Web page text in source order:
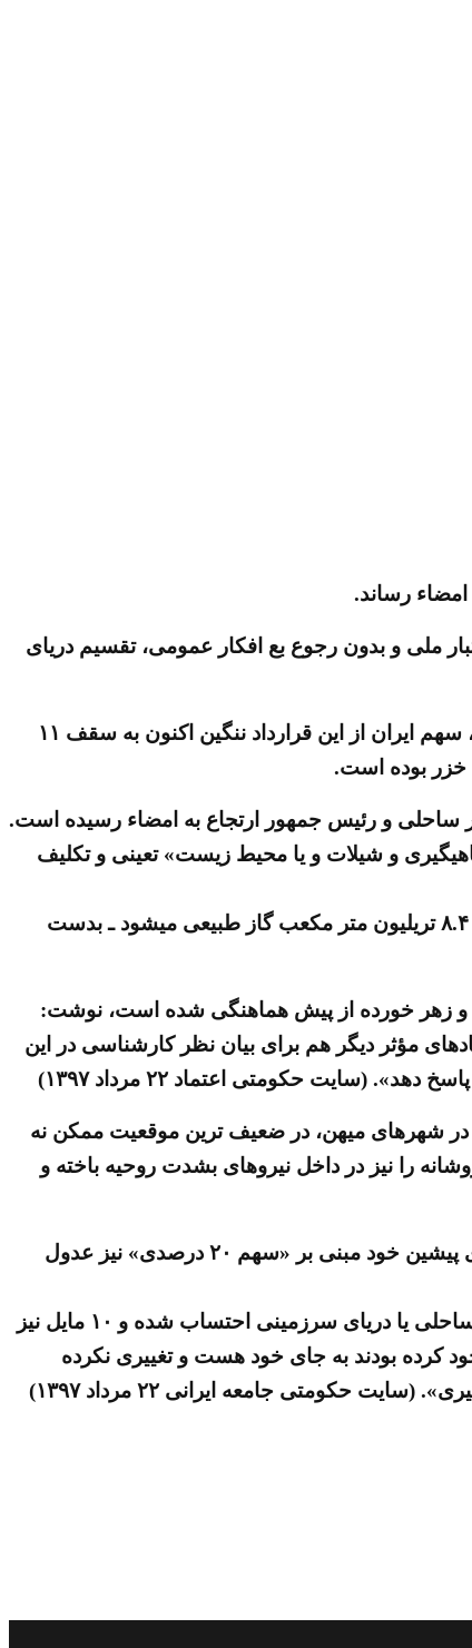
رساند.
ملی و بدون رجوع بع افکار عمومی، تقسیم دریای
براساس داده های قطره ای که تماما از سوی منابع بین المللی و نه رسانه ها و یا دوایر حکومتی به بیرون داده شده است، سهم ایران از این قرارداد ننگین اکنون به سقف ۱۱
ساحلی و رئیس جمهور ارتجاع به امضاء رسیده است.
و شیلات و یا محیط زیست» تعینی و تکلیف
برای نمونه «رژیم ایران با قرارداد جدید کوچکترین سهم را از ذخایر عظیم دریای خزر ـ که شامل ۵۰ تریلیون بشکه نفت و ۸.۴ تریلیون متر مکعب گاز طبیعی میشود ـ بدست
و زهر خورده از پیش هماهنگی شده است، نوشت:
مؤثر دیگر هم برای بیان نظر کارشناسی در این
حکومتی اعتماد ۲۲ مرداد ۱۳۹۷)
در شهرهای میهن، در ضعیف ترین موقعیت ممکن نه
را نیز در داخل نیروهای بشدت روحیه باخته و
همچنین جزئیات ناشی از تقسیمات صورت گرفته جدید نشان ازآن دارند که رژیم آخوندی حتی از مینیمم ها و خواسته های پیشین خود مبنی بر «سهم ۲۰ درصدی» نیز عدول
برای نمونه یک کارشناس حکومتی ضمن اذعان به این واقعیت می‌گوید: «در این پیشنهاد جدید ١۵ درصد به عنوان آب‌های ساحلی یا دریای سرزمینی احتساب شده و ١٠ مایل نیز
کرده بودند به جای خود هست و تغییری نکرده